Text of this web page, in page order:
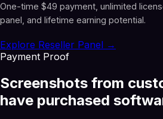
One-time $49 payment, unlimited
panel, and lifetime earning potential.
Explore Reseller Panel →
Payment Proof
Screenshots from
have purchased